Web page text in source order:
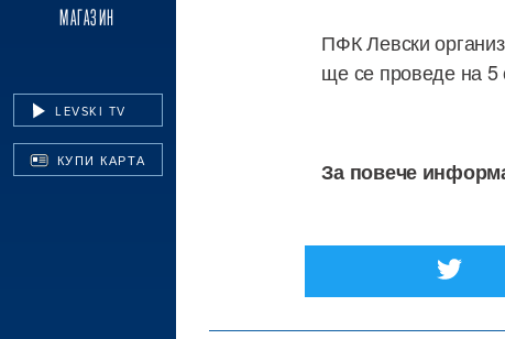
МАГАЗИН
LEVSKI TV
КУПИ КАРТА
ПФК Левски
ще се проведе на 5
За повече